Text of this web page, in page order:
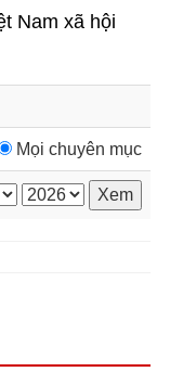
Nam xã hội
Mọi chuyên mục